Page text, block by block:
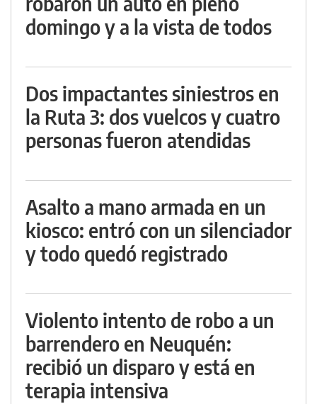
domingo y a la vista de todos
Dos impactantes siniestros en
la Ruta 3: dos vuelcos y cuatro
personas fueron atendidas
Asalto a mano armada en un
kiosco: entró con un silenciador
y todo quedó registrado
Violento intento de robo a un
barrendero en Neuquén:
recibió un disparo y está en
terapia intensiva